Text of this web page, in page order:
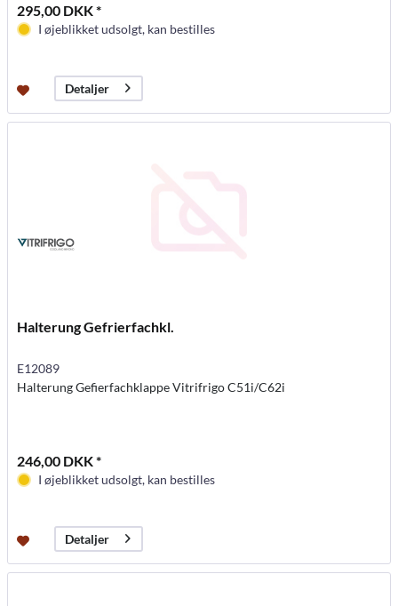
295,00 DKK *
I øjeblikket udsolgt, kan bestilles
Detaljer
Halterung Gefrierfachkl.
E12089
Halterung Gefierfachklappe Vitrifrigo C51i/C62i
246,00 DKK *
I øjeblikket udsolgt, kan bestilles
Detaljer